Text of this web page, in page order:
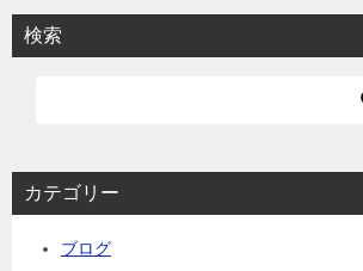
検索
カテゴリー
ブログ